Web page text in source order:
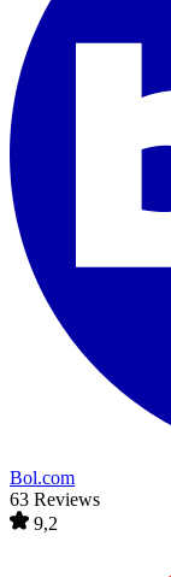
Bol.com
63 Reviews
9,2